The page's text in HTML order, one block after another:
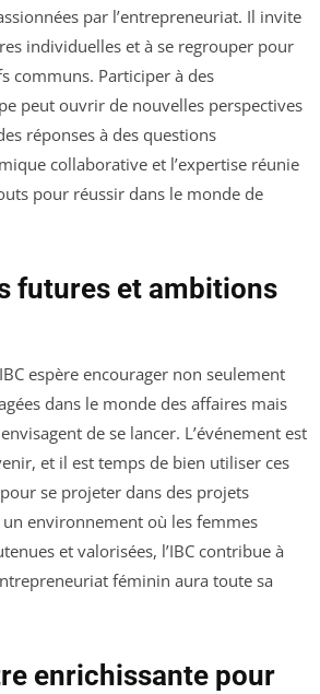
par l’entrepreneuriat. Il invite
individuelles et à se regrouper pour
communs. Participer à des
peut ouvrir de nouvelles perspectives
réponses à des questions
collaborative et l’expertise réunie
pour réussir dans le monde de
futures et ambitions
espère encourager non seulement
dans le monde des affaires mais
de se lancer. L’événement est
et il est temps de bien utiliser ces
se projeter dans des projets
un environnement où les femmes
et valorisées, l’IBC contribue à
féminin aura toute sa
enrichissante pour